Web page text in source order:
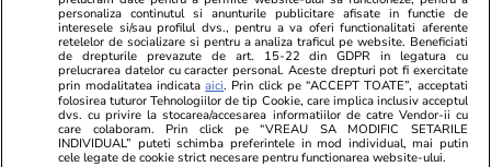
Amenzi de până la 270 de euro pentru turiștii
care fac poze într-unul dintre cele mai
cunoscute orașe din Italia
Știri România 14:00
personaliza continutul si anunturile publicitare afisate in functie de
interesele si/sau profilul dvs., pentru a va oferi functionalitati aferente
retelelor de socializare si pentru a analiza traficul pe website. Beneficiati
de drepturile prevazute de art. 15-22 din GDPR in legatura cu
prelucrarea datelor cu caracter personal. Aceste drepturi pot fi exercitate
prin modalitatea indicataaici. Prin click pe “ACCEPT TOATE”, acceptati
folosirea tuturor Tehnologiilor de tip Cookie, care implica inclusiv acceptul
dvs. cu privire la stocarea/accesarea informatiilor de catre Vendor-ii cu
care colaboram. Prin click pe “VREAU SA MODIFIC SETARILE
INDIVIDUAL” puteti schimba preferintele in mod individual, mai putin
cele legate de cookie strict necesare pentru functionarea website-ului.